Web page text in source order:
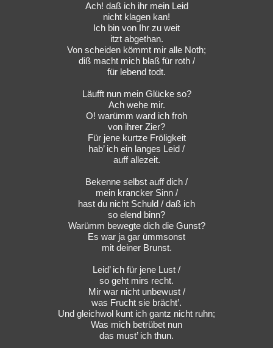
Ach! daß ich ihr mein Leid
nicht klagen kan!
Ich bin von Ihr zu weit
itzt abgethan.
Von scheiden kömmt mir alle Noth;
diß macht mich blaß für roth /
für lebend todt.
Läufft nun mein Glücke so?
Ach wehe mir.
O! warümm ward ich froh
von ihrer Zier?
Für jene kurtze Fröligkeit
hab’ ich ein langes Leid /
auff allezeit.
Bekenne selbst auff dich /
mein krancker Sinn /
hast du nicht Schuld / daß ich
so elend binn?
Warümm bewegte dich die Gunst?
Es war ja gar ümmsonst
mit deiner Brunst.
Leid’ ich für jene Lust /
so geht mirs recht.
Mir war nicht unbewust /
was Frucht sie brächt’.
Und gleichwol kunt ich gantz nicht ruhn;
Was mich betrübet nun
das must’ ich thun.